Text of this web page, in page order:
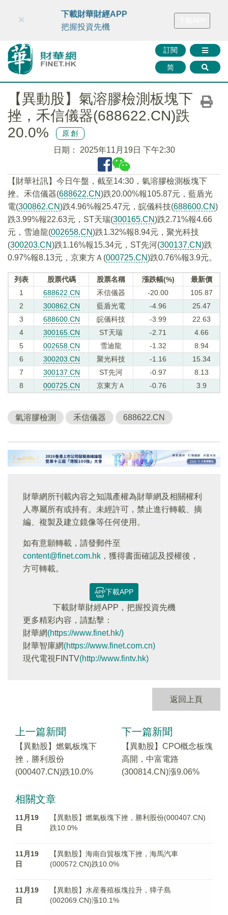
財華智庫網 FINTV FINMETA 財華證券 媒體矩陣
訂閱
简
×
下載財華財經APP
把握投資先機
【異動股】氣溶膠檢測板塊下
挫，禾信儀器(688622.CN)跌
20.0%
原創
日期： 2025年11月19日 下午2:30
【財華社訊】今日午盤，截至14:30，氣溶膠檢測板塊下
挫。禾信儀器(688622.CN)跌20.00%報105.87元，藍盾光
電(300862.CN)跌4.96%報25.47元，皖儀科技(688600.CN)
跌3.99%報22.63元，ST天瑞(300165.CN)跌2.71%報4.66
元，雪迪龍(002658.CN)跌1.32%報8.94元，聚光科技
(300203.CN)跌1.16%報15.34元，ST先河(300137.CN)跌
0.97%報8.13元，京東方Ａ(000725.CN)跌0.76%報3.9元。
列表 股票代碼 股票名稱 漲跌幅(%)
最新價
1
688622.CN 禾信儀器 -20.00
105.87
2
300862.CN 藍盾光電 -4.96
25.47
3
688600.CN 皖儀科技 -3.99
22.63
4
300165.CN ST天瑞 -2.71
4.66
5
002658.CN 雪迪龍 -1.32
8.94
6
300203.CN 聚光科技 -1.16
15.34
7
300137.CN ST先河 -0.97
8.13
8
000725.CN 京東方Ａ -0.76 3.9
氣溶膠檢測 禾信儀器 688622.CN
財華網所刊載內容之知識產權為財華網及相關權利
人專屬所有或持有。未經許可，禁止進行轉載、摘
編、複製及建立鏡像等任何使用。
如有意願轉載，請發郵件至
content@finet.com.hk ，獲得書面確認及授權後，
方可轉載。
下載APP
下載財華財經APP，把握投資先機
更多精彩内容，請點擊：
財華網(https://www.finet.hk/)
財華智庫網(https://www.finet.com.cn)
現代電視FINTV(http://www.fintv.hk)
返回上頁
上一篇新聞
【異動股】燃氣板塊下
挫，勝利股份
(000407.CN)跌10.0%
下一篇新聞
【異動股】CPO概念板塊
高開，中富電路
(300814.CN)漲9.06%
相關文章
11月19
日
【異動股】燃氣板塊下挫，勝利股份(000407.CN)
跌10.0%
11月19
日
【異動股】海南自貿板塊下挫，海馬汽車
(000572.CN)跌10.0%
11月19
日
【異動股】水産養殖板塊拉升，獐子島
(002069.CN)漲10.1%